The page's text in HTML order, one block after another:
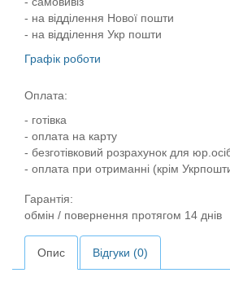
- на відділення Нової пошти
- на відділення Укр пошти
Графік роботи
Оплата:
- готівка
- оплата на карту
- безготівковий розрахунок для
- оплата при отриманні (крім
Гарантія:
обмін / повернення протягом 14 днів
Опис Відгуки (0)